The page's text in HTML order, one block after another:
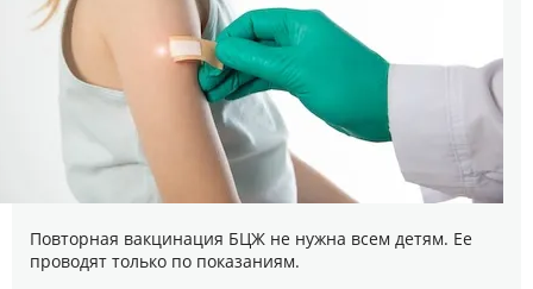
Повторная вакцинация БЦЖ не нужна всем детям. Ее
проводят только по показаниям.